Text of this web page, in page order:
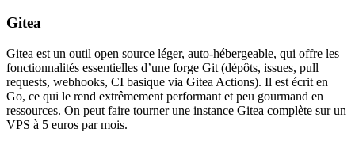
Gitea
Gitea est un outil open source léger, auto-hébergeable, qui offre les
fonctionnalités essentielles d’une forge Git (dépôts, issues, pull
requests, webhooks, CI basique via Gitea Actions). Il est écrit en
Go, ce qui le rend extrêmement performant et peu gourmand en
ressources. On peut faire tourner une instance Gitea complète sur un
VPS à 5 euros par mois.